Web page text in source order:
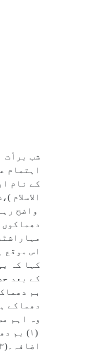
اہتمام
الاسلام
اس موقع
کہا کہ
کے بعد
بم
دھماکے
وہ اہم